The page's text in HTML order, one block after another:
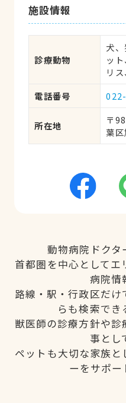
施設情報
診療動物
犬
ッ
リ
電話番号
所在地
〒
葉
動物病院ドクタ
首都圏を中心として
病院情
路線・駅・行政区だ
らも検索でき
獣医師の診療方針や
事とし
ペットも大切な家族
ーをサポー